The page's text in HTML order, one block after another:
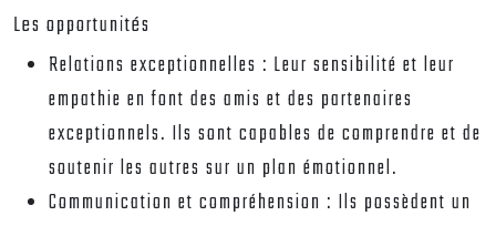
Les opportunités
Relations exceptionnelles : Leur sensibilité et leur
empathie en font des amis et des partenaires
exceptionnels. Ils sont capables de comprendre et de
soutenir les autres sur un plan émotionnel.
Communication et compréhension : Ils possèdent un